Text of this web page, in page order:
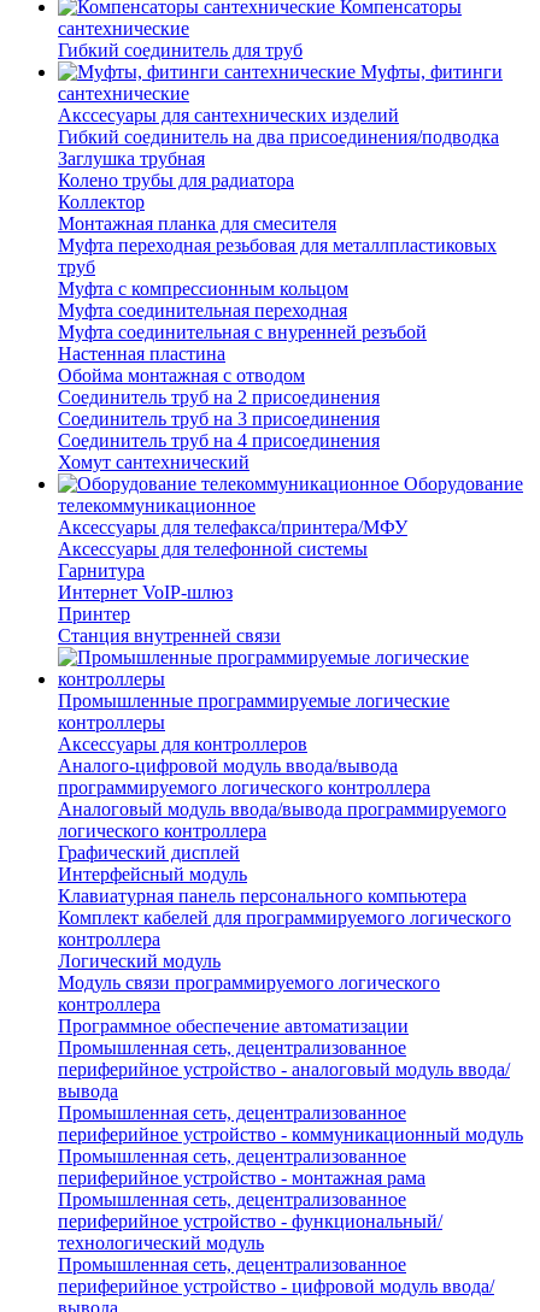
Компенсаторы
сантехнические
Гибкий соединитель для труб
Муфты, фитинги
сантехнические
Акссесуары для сантехнических изделий
Гибкий соединитель на два присоединения/подводка
Заглушка трубная
Колено трубы для радиатора
Коллектор
Монтажная планка для смесителя
Муфта переходная резьбовая для металлпластиковых
труб
Муфта с компрессионным кольцом
Муфта соединительная переходная
Муфта соединительная с внуренней резъбой
Настенная пластина
Обойма монтажная с отводом
Соединитель труб на 2 присоединения
Соединитель труб на 3 присоединения
Соединитель труб на 4 присоединения
Хомут сантехнический
Оборудование
телекоммуникационное
Аксессуары для телефакса/принтера/МФУ
Аксессуары для телефонной системы
Гарнитура
Интернет VoIP-шлюз
Принтер
Станция внутренней связи
Промышленные программируемые логические
контроллеры
Аксессуары для контроллеров
Аналого-цифровой модуль ввода/вывода
программируемого логического контроллера
Аналоговый модуль ввода/вывода программируемого
логического контроллера
Графический дисплей
Интерфейсный модуль
Клавиатурная панель персонального компьютера
Комплект кабелей для программируемого логического
контроллера
Логический модуль
Модуль связи программируемого логического
контроллера
Программное обеспечение автоматизации
Промышленная сеть, децентрализованное
периферийное устройство - аналоговый модуль ввода/
вывода
Промышленная сеть, децентрализованное
периферийное устройство - коммуникационный модуль
Промышленная сеть, децентрализованное
периферийное устройство - монтажная рама
Промышленная сеть, децентрализованное
периферийное устройство - функциональный/
технологический модуль
Промышленная сеть, децентрализованное
периферийное устройство - цифровой модуль ввода/
вывода